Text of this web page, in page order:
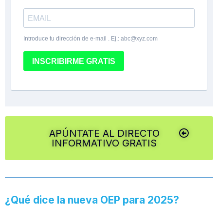
¿Qué dice la nueva OEP para 2025?
Introduce tu dirección de e-mail . Ej.: abc@xyz.com
INSCRIBIRME GRATIS
APÚNTATE AL DIRECTO
INFORMATIVO GRATIS